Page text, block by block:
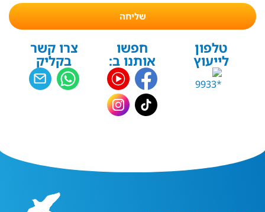
שליחה
טלפון
לייעוץ
חפשו
אותנו ב:
צרו קשר
בקליק